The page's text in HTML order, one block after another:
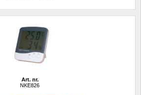
Art. nr.
NKE826